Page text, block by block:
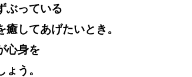
ぶっている
してあげたいとき。
心身を
う。